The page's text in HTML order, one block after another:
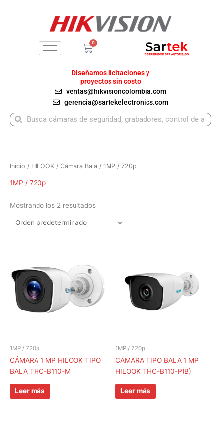
0
Carrito
Diseñamos licitaciones y
proyectos sin costo
ventas@hikvisioncolombia.com
gerencia@sartekelectronics.com
BuscarBuscar
Inicio / HILOOK / Cámara Bala / 1MP / 720p
1MP / 720p
Mostrando los 2 resultados
1MP / 720p
CÁMARA 1 MP HILOOK TIPO
BALA THC-B110-M
Leer más
1MP / 720p
CÁMARA TIPO BALA 1 MP
HILOOK THC-B110-P(B)
Leer más